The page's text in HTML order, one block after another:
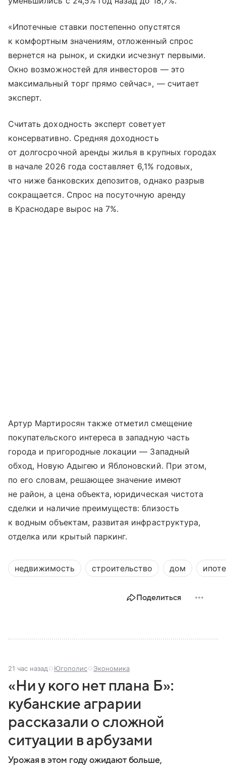
«Ипотечные ставки постепенно опустятся
к комфортным значениям, отложенный спрос
вернется на рынок, и скидки исчезнут первыми.
Окно возможностей для инвесторов — это
максимальный торг прямо сейчас», — считает
эксперт.
Считать доходность эксперт советует
консервативно. Средняя доходность
от долгосрочной аренды жилья в крупных городах
в начале 2026 года составляет 6,1% годовых,
что ниже банковских депозитов, однако разрыв
сокращается. Спрос на посуточную аренду
в Краснодаре вырос на 7%.
Артур Мартиросян также отметил смещение
покупательского интереса в западную часть
города и пригородные локации — Западный
обход, Новую Адыгею и Яблоновский. При этом,
по его словам, решающее значение имеют
не район, а цена объекта, юридическая чистота
сделки и наличие преимуществ: близость
к водным объектам, развитая инфраструктура,
отделка или крытый паркинг.
недвижимость строительство дом
Поделиться
21 час назад Югополис Экономика
«Ни у кого нет плана Б»:
кубанские аграрии
рассказали о сложной
ситуации в арбузами
Урожая в этом году ожидают больше,